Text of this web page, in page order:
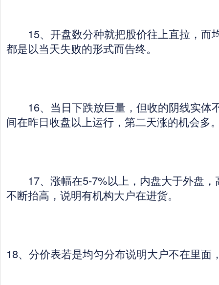
15、开盘数分种就把股价往上直拉，而
都是以当天失败的形式而告终。
16、当日下跌放巨量，但收的阴线实体
间在昨日收盘以上运行，第二天涨的机会多
17、涨幅在5-7%以上，内盘大于外盘，
不断抬高，说明有机构大户在进货。
18、分价表若是均匀分布说明大户不在里面